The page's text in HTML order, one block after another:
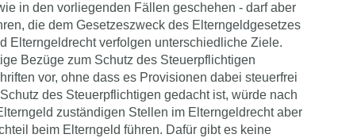
in den vorliegenden Fällen geschehen - darf aber
die dem Gesetzeszweck des Elterngeldgesetzes
Elterngeldrecht verfolgen unterschiedliche Ziele.
Bezüge zum Schutz des Steuerpflichtigen
vor, ohne dass es Provisionen dabei steuerfrei
des Steuerpflichtigen gedacht ist, würde nach
zuständigen Stellen im Elterngeldrecht aber
beim Elterngeld führen. Dafür gibt es keine